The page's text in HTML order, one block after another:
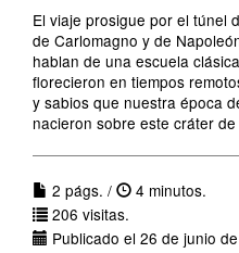
El viaje prosigue por el túnel
de Carlomagno y de
hablan de una escuela
florecieron en tiempos
y sabios que nuestra época
nacieron sobre este cráter
2 págs. /
4 minutos.
206 visitas.
Publicado el 26 de junio